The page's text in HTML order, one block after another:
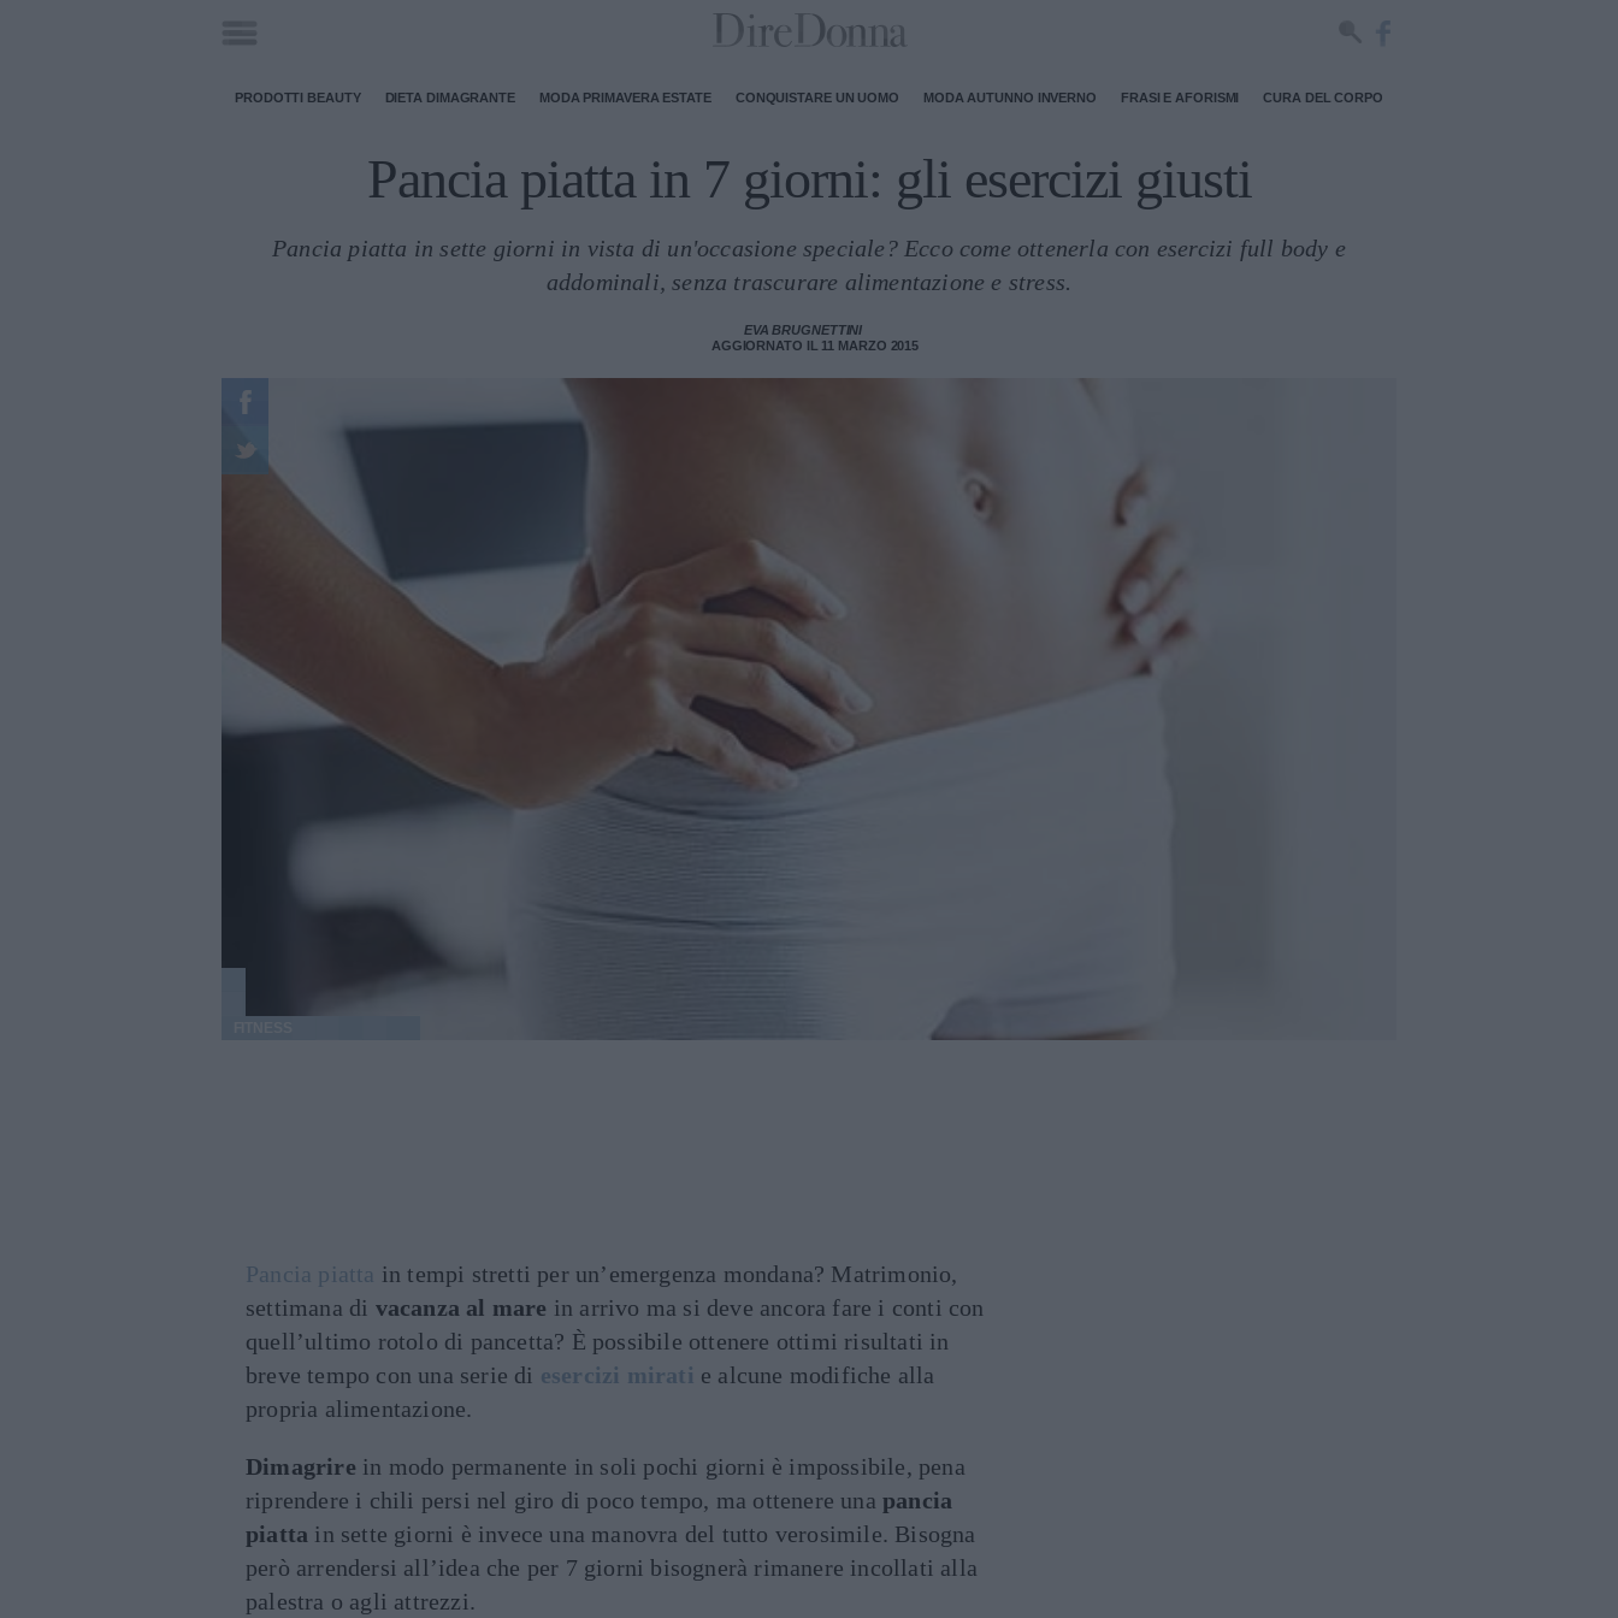
PRODOTTI BEAUTY DIETA DIMAGRANTE MODA PRIMAVERA ESTATE CONQUISTARE UN UOMO MODA AUTUNNO INVERNO FRASI E AFORISMI CURA DEL CORPO
Pancia piatta in 7 giorni: gli esercizi giusti
Pancia piatta in sette giorni in vista di un'occasione speciale? Ecco come ottenerla con esercizi full body e
addominali, senza trascurare alimentazione e stress.
EVA BRUGNETTINI
AGGIORNATO IL 11 MARZO 2015
Pancia piatta in tempi stretti per un’emergenza mondana? Matrimonio,
settimana di vacanza al mare in arrivo ma si deve ancora fare i conti con
quell’ultimo rotolo di pancetta? È possibile ottenere ottimi risultati in
breve tempo con una serie di esercizi mirati e alcune modifiche alla
propria alimentazione.
Dimagrire in modo permanente in soli pochi giorni è impossibile, pena
riprendere i chili persi nel giro di poco tempo, ma ottenere unapancia
piatta in sette giorni è invece una manovra del tutto verosimile. Bisogna
però arrendersi all’idea che per 7 giorni bisognerà rimanere incollati alla
palestra o agli attrezzi.